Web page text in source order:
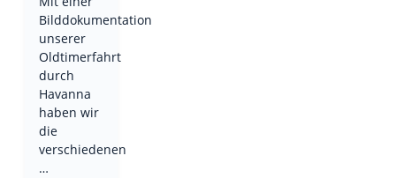
Bilddokumentation
unserer
Oldtimerfahrt
durch
Havanna
haben wir
die
verschiedenen
…